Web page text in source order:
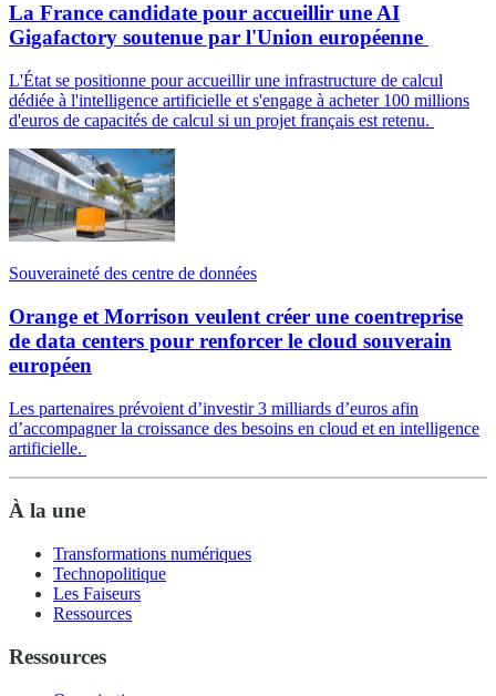
La France candidate pour accueillir une AI
Gigafactory soutenue par l'Union européenne
L'État se positionne pour accueillir une infrastructure de calcul
dédiée à l'intelligence artificielle et s'engage à acheter 100 millions
d'euros de capacités de calcul si un projet français est retenu.
Souveraineté des centre de données
Orange et Morrison veulent créer une coentreprise
de data centers pour renforcer le cloud souverain
européen
Les partenaires prévoient d’investir 3 milliards d’euros afin
d’accompagner la croissance des besoins en cloud et en intelligence
artificielle.
À la une
Transformations numériques
Technopolitique
Les Faiseurs
Ressources
Ressources